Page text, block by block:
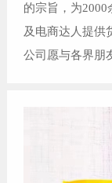
的宗旨，为
及电商达人提供
公司愿与各界朋